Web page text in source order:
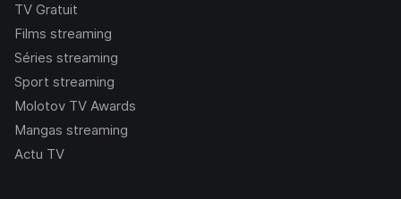
TV Gratuit
Films streaming
Séries streaming
Sport streaming
Molotov TV Awards
Mangas streaming
Actu TV